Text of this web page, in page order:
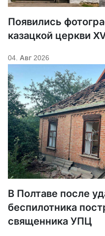
Появились
казацкой церкви
04. Авг 2026
В Полтаве после
беспилотника
священника УПЦ